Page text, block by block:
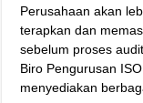
Perusahaan akan
terapkan dan
sebelum proses
Biro Pengurusan
menyediakan